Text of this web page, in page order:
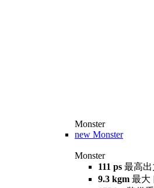
Monster
new Monster
Monster
111 ps 最高出
9.3 kgm 最大